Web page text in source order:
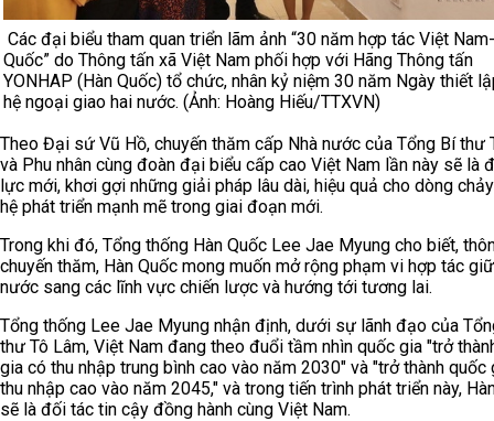
Các đại biểu tham quan triển lãm ảnh “30 năm hợp tác Việt
Quốc” do Thông tấn xã Việt Nam phối hợp với Hãng Thông tấn
YONHAP (Hàn Quốc) tổ chức, nhân kỷ niệm 30 năm Ngày thiết
hệ ngoại giao hai nước. (Ảnh: Hoàng Hiếu/TTXVN)
Theo Đại sứ Vũ Hồ, chuyến thăm cấp Nhà nước của Tổng Bí thư
và Phu nhân cùng đoàn đại biểu cấp cao Việt Nam lần này sẽ là
lực mới, khơi gợi những giải pháp lâu dài, hiệu quả cho dòng
hệ phát triển mạnh mẽ trong giai đoạn mới.
Trong khi đó, Tổng thống Hàn Quốc Lee Jae Myung cho biết,
chuyến thăm, Hàn Quốc mong muốn mở rộng phạm vi hợp tác
nước sang các lĩnh vực chiến lược và hướng tới tương lai.
Tổng thống Lee Jae Myung nhận định, dưới sự lãnh đạo của
thư Tô Lâm, Việt Nam đang theo đuổi tầm nhìn quốc gia "trở
gia có thu nhập trung bình cao vào năm 2030" và "trở thành quốc
thu nhập cao vào năm 2045," và trong tiến trình phát triển này,
sẽ là đối tác tin cậy đồng hành cùng Việt Nam.